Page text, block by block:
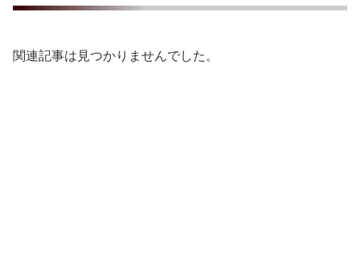
関連記事は見つかりませんでした。